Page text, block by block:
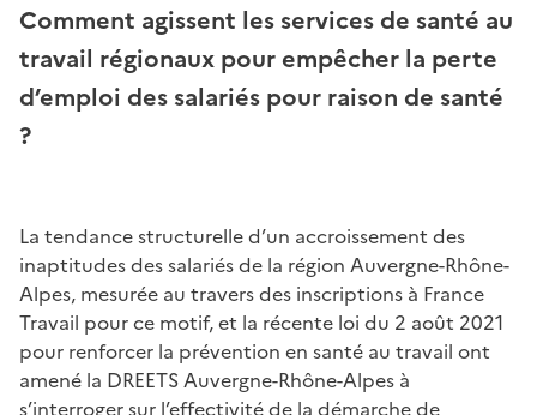
Comment agissent les services de santé au
travail régionaux pour empêcher la perte
d’emploi des salariés pour raison de santé
?
La tendance structurelle d’un accroissement des
inaptitudes des salariés de la région Auvergne-Rhône-
Alpes, mesurée au travers des inscriptions à France
Travail pour ce motif, et la récente loi du 2 août 2021
pour renforcer la prévention en santé au travail ont
amené la DREETS Auvergne-Rhône-Alpes à
s’interroger sur l’effectivité de la démarche de